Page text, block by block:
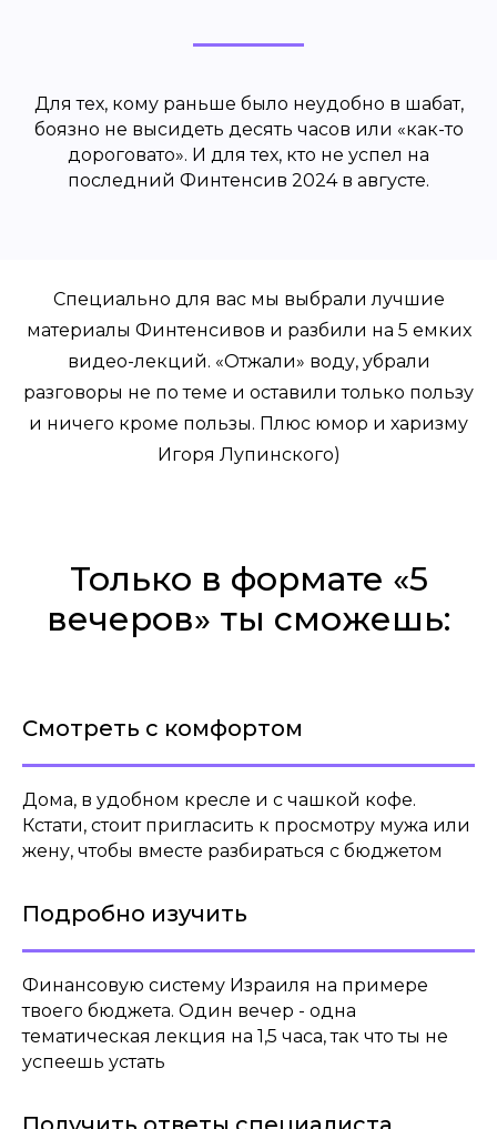
Для тех, кому раньше было неудобно в шабат,
боязно не высидеть десять часов или «как-то
дороговато». И для тех, кто не успел на
последний Финтенсив 2024 в августе.
Специально для вас мы выбрали лучшие
материалы Финтенсивов и разбили на 5 емких
видео-лекций. «Отжали» воду, убрали
разговоры не по теме и оставили только пользу
и ничего кроме пользы. Плюс юмор и харизму
Игоря Лупинского)
Только в формате «5
вечеров» ты сможешь:
Смотреть с комфортом
Дома, в удобном кресле и с чашкой кофе.
Кстати, стоит пригласить к просмотру мужа или
жену, чтобы вместе разбираться с бюджетом
Подробно изучить
Финансовую систему Израиля на примере
твоего бюджета. Один вечер - одна
тематическая лекция на 1,5 часа, так что ты не
успеешь устать
деньги из твоего семейного бюджета
пенсию на 100 000 шекелей одним
банковского обслуживания к нулю